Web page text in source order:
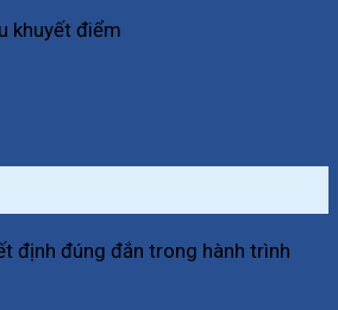
khuyết điểm
định đúng đắn trong hành trình